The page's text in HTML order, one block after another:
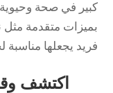
كبير في صحة وحيوية
بميزات متقدمة
فريد يجعلها مناسبة
اكتشف